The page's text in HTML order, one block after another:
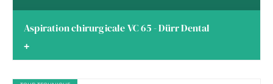
Aspiration chirurgicale VC 65 - Dürr Dental
+